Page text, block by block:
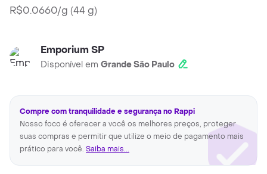
R$0.0660/g (44 g)
Emporium SP
Disponível em Grande São Paulo
Compre com tranquilidade e segurança no Rappi
Nosso foco é oferecer a você os melhores preços, proteger
suas compras e permitir que utilize o meio de pagamento mais
prático para você. Saiba mais...